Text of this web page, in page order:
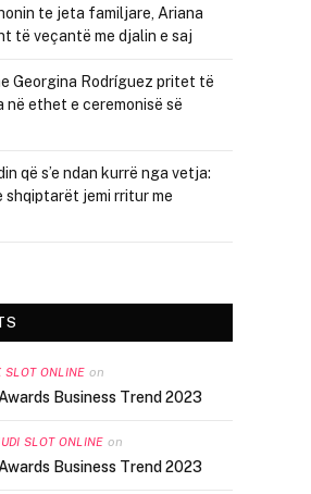
te jeta familjare, Ariana
të veçantë me djalin e saj
Georgina Rodríguez pritet të
ethet e ceremonisë së
që s’e ndan kurrë nga vetja:
shqiptarët jemi rritur me
SLOT ONLINE on
Business Trend 2023
SLOT ONLINE on
Business Trend 2023